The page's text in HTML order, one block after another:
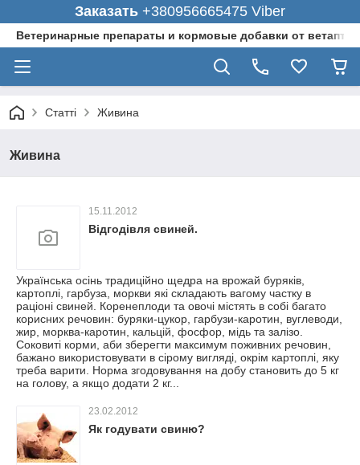
Заказать +380956665475 Viber
Ветеринарные препараты и кормовые добавки от
Статті Живина
Живина
15.11.2012
Відгодівля свиней.
Українська осінь традиційно щедра на врожай буряків,
картоплі, гарбуза, моркви які складають вагому частку в
раціоні свиней. Коренеплоди та овочі містять в собі багато
корисних речовин: буряки-цукор, гарбузи-каротин, вуглеводи,
жир, морква-каротин, кальцій, фосфор, мідь та залізо.
Соковиті корми, аби зберегти максимум поживних речовин,
бажано використовувати в сірому вигляді, окрім картоплі, яку
треба варити. Норма згодовування на добу становить до 5 кг
на голову, а якщо додати 2 кг...
23.02.2012
Як годувати свиню?